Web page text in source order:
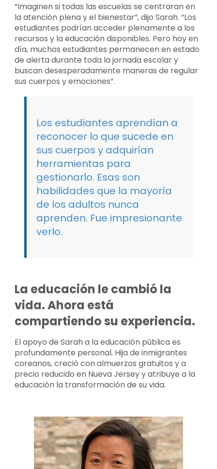
“Imaginen si todas las escuelas se centraran en
la atención plena y el bienestar”, dijo Sarah. “Los
estudiantes podrían acceder plenamente a los
recursos y la educación disponibles. Pero hoy en
día, muchos estudiantes permanecen en estado
de alerta durante toda la jornada escolar y
buscan desesperadamente maneras de regular
sus cuerpos y emociones”.
Los estudiantes aprendían a
reconocer lo que sucede en
sus cuerpos y adquirían
herramientas para
gestionarlo. Esas son
habilidades que la mayoría
de los adultos nunca
aprenden. Fue impresionante
verlo.
La educación le cambió la
vida. Ahora está
compartiendo su experiencia.
El apoyo de Sarah a la educación pública es
profundamente personal. Hija de inmigrantes
coreanos, creció con almuerzos gratuitos y a
precio reducido en Nueva Jersey y atribuye a la
educación la transformación de su vida.